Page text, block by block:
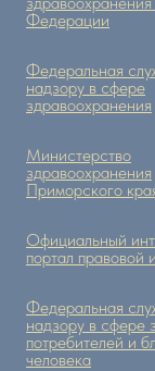
Федерации
Федеральная
надзору в сфере
здравоохранения
Министерство
здравоохранения
Приморского
Официальный
портал правовой
Федеральная
надзору в сфере
потребителей и
человека